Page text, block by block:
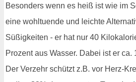
Besonders wenn es heiß ist wie im
eine wohltuende und leichte
Süßigkeiten - er hat nur 40
Prozent aus Wasser. Dabei ist er ca.
Der Verzehr schützt z.B. vor Herz-